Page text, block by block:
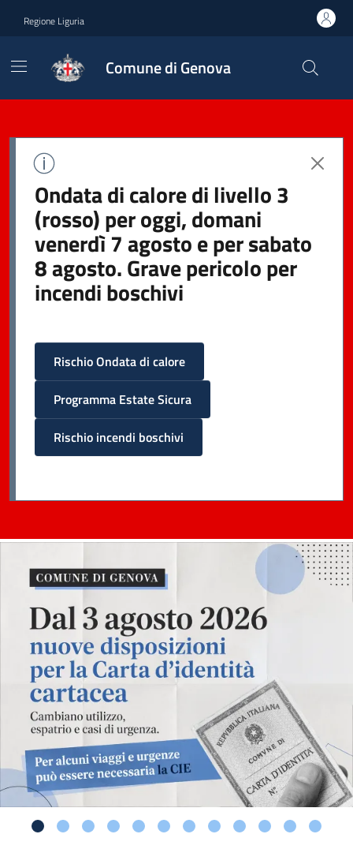
Regione Liguria
Comune di Genova
Ondata di calore di livello 3
(rosso) per oggi, domani
venerdì 7 agosto e per sabato
8 agosto. Grave pericolo per
incendi boschivi
Rischio Ondata di calore
Programma Estate Sicura
Rischio incendi boschivi